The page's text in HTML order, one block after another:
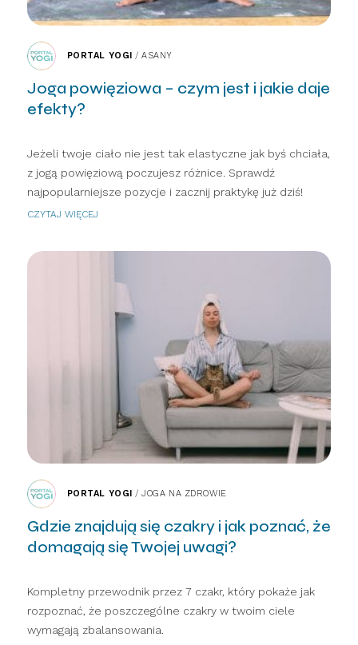
PORTAL YOGI /ASANY
Joga powięziowa – czym jest i jakie daje
efekty?
Jeżeli twoje ciało nie jest tak elastyczne jak byś chciała,
z jogą powięziową poczujesz różnice. Sprawdź
najpopularniejsze pozycje i zacznij praktykę już dziś!
CZYTAJ WIĘCEJ
PORTAL YOGI /JOGA NA ZDROWIE
Gdzie znajdują się czakry i jak poznać, że
domagają się Twojej uwagi?
Kompletny przewodnik przez 7 czakr, który pokaże jak
rozpoznać, że poszczególne czakry w twoim ciele
wymagają zbalansowania.